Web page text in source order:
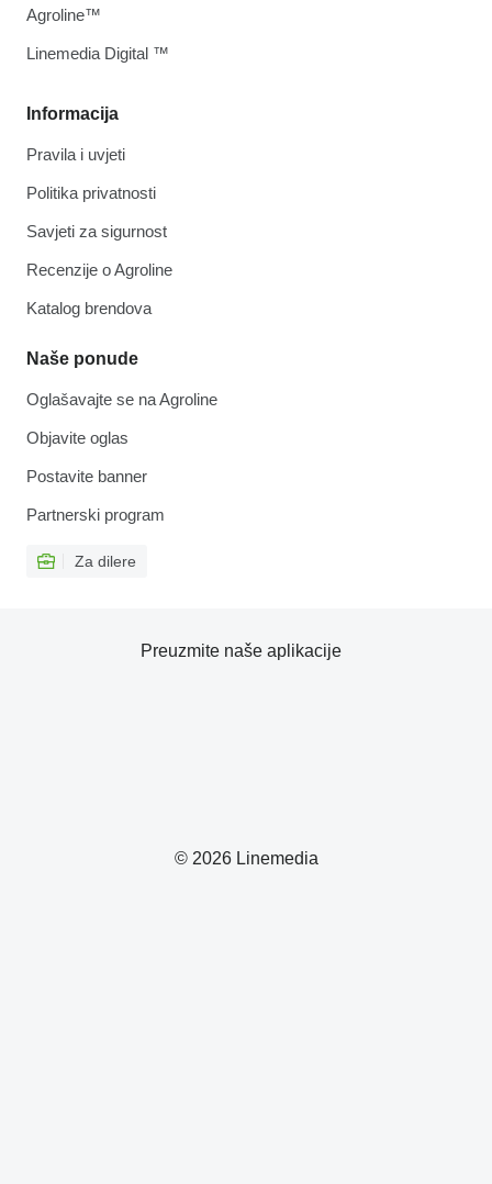
Informacija
Pravila i uvjeti
Politika privatnosti
Savjeti za sigurnost
Recenzije o Agroline
Katalog brendova
Naše ponude
Oglašavajte se na Agroline
Objavite oglas
Postavite banner
Partnerski program
Za dilere
Agroline™
Linemedia Digital ™
© 2026 Linemedia
Preuzmite naše aplikacije